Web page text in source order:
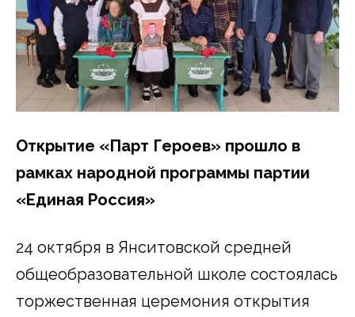
Открытие «Парт Героев» прошло в
рамках народной программы партии
«Единая Россия»
24 октября в Янситовской средней
общеобразовательной школе состоялась
торжественная церемония открытия